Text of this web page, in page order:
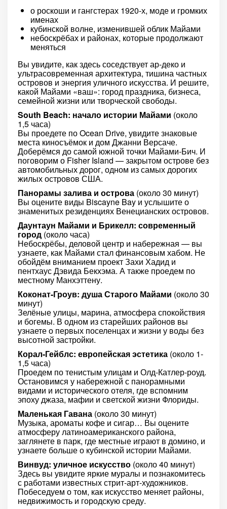
о роскоши и гангстерах 1920-х, моде и громких
именах
кубинской волне, изменившей облик Майами
небоскрёбах и районах, которые продолжают
меняться
Вы увидите, как здесь соседствует ар-деко и
ультрасовременная архитектура, тишина частных
островов и энергия уличного искусства. И решите,
какой Майами «ваш»: город праздника, бизнеса,
семейной жизни или творческой свободы.
South Beach: начало истории Майами (около
1,5 часа)
Вы проедете по Ocean Drive, увидите знаковые
места киносъёмок и дом Джанни Версаче.
Доберёмся до самой южной точки Майами-Бич. И
поговорим о Fisher Island — закрытом острове без
автомобильных дорог, одном из самых дорогих
жилых островов США.
Панорамы залива и острова (около 30 минут)
Вы оцените виды Biscayne Bay и услышите о
знаменитых резиденциях Венецианских островов.
Даунтаун Майами и Брикелл: современный
город (около часа)
Небоскрёбы, деловой центр и набережная — вы
узнаете, как Майами стал финансовым хабом. Не
обойдём вниманием проект Захи Хадид и
пентхаус Дэвида Бекхэма. А также проедем по
местному Манхэттену.
Коконат-Гроув: душа Старого Майами (около 30
минут)
Зелёные улицы, марина, атмосфера спокойствия
и богемы. В одном из старейших районов вы
узнаете о первых поселенцах и жизни у воды без
высотной застройки.
Корал-Гейблс: европейская эстетика (около 1-
1,5 часа)
Проедем по тенистым улицам и Олд-Катлер-роуд.
Остановимся у набережной с панорамными
видами и исторического отеля, где вспомним
эпоху джаза, мафии и светской жизни Флориды.
Маленькая Гавана (около 30 минут)
Музыка, ароматы кофе и сигар… Вы оцените
атмосферу латиноамериканского района,
заглянете в парк, где местные играют в домино, и
узнаете больше о кубинской истории Майами.
Винвуд: уличное искусство (около 40 минут)
Здесь вы увидите яркие муралы и познакомитесь
с работами известных стрит-арт-художников.
Побеседуем о том, как искусство меняет районы,
недвижимость и городскую среду.